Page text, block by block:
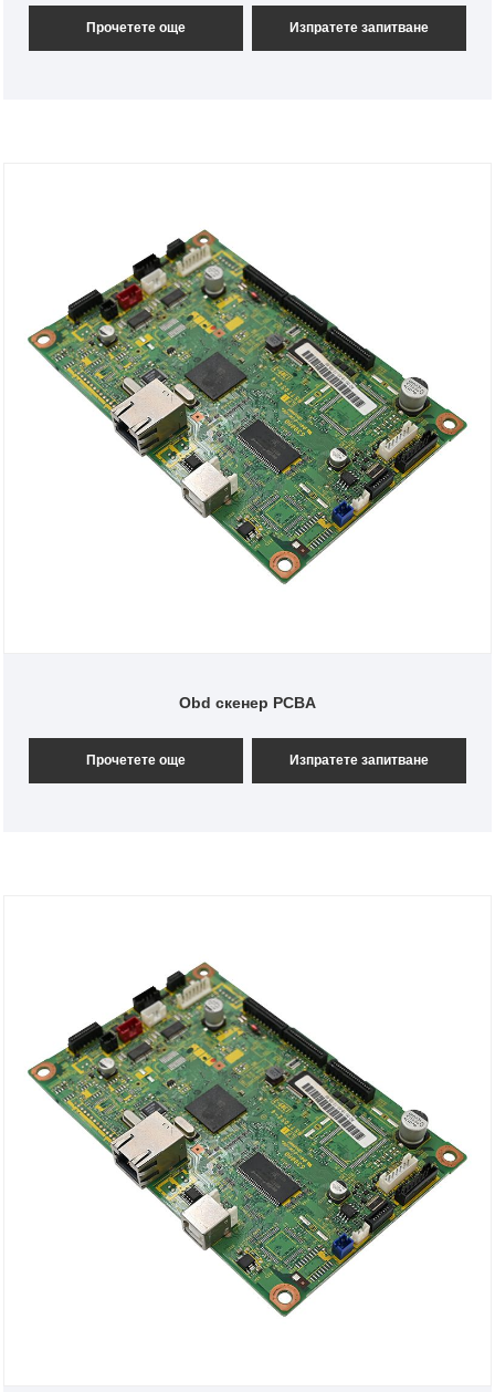
Прочетете още Изпратете запитване
Obd скенер PCBA
Прочетете още Изпратете запитване